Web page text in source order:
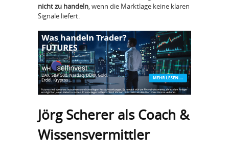
nicht zu handeln, wenn die Marktlage keine klaren
Signale liefert.
Jörg Scherer als Coach &
Wissensvermittler